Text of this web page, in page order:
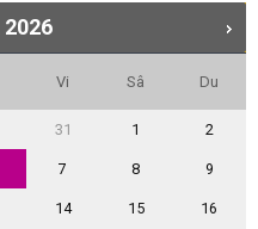
2026
Vi Sâ Du
31 1 2
7 8 9
14 15 16